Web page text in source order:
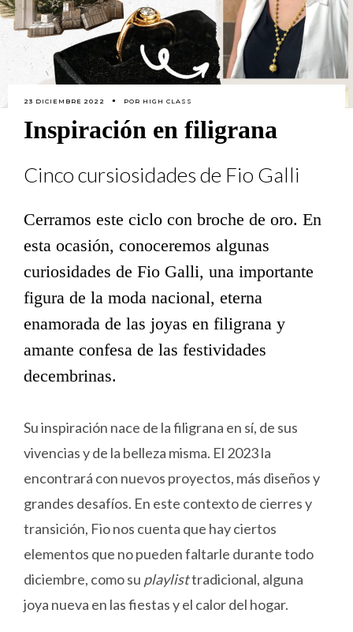
23 DICIEMBRE 2022 POR HIGH CLASS
Inspiración en filigrana
Cinco cursiosidades de Fio Galli
Cerramos este ciclo con broche de oro. En
esta ocasión, conoceremos algunas
curiosidades de Fio Galli, una importante
figura de la moda nacional, eterna
enamorada de las joyas en filigrana y
amante confesa de las festividades
decembrinas.
Su inspiración nace de la filigrana en sí, de sus
vivencias y de la belleza misma. El 2023 la
encontrará con nuevos proyectos, más diseños y
grandes desafíos. En este contexto de cierres y
transición, Fio nos cuenta que hay ciertos
elementos que no pueden faltarle durante todo
diciembre, como su playlisttradicional, alguna
joya nueva en las fiestas y el calor del hogar.